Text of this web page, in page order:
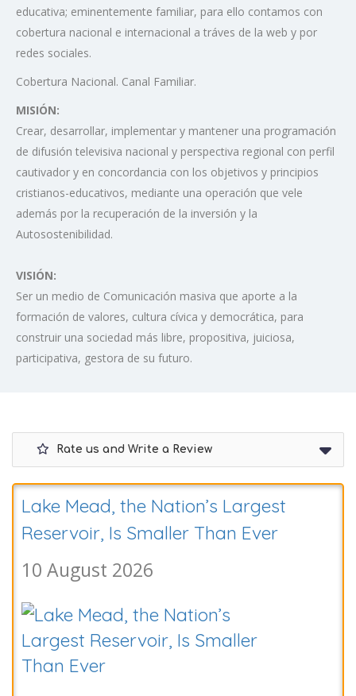
educativa; eminentemente familiar, para ello contamos con
cobertura nacional e internacional a tráves de la web y por
redes sociales.
Cobertura Nacional. Canal Familiar.
MISIÓN:
Crear, desarrollar, implementar y mantener una programación
de difusión televisiva nacional y perspectiva regional con perfil
cautivador y en concordancia con los objetivos y principios
cristianos-educativos, mediante una operación que vele
además por la recuperación de la inversión y la
Autosostenibilidad.
VISIÓN:
Ser un medio de Comunicación masiva que aporte a la
formación de valores, cultura cívica y democrática, para
construir una sociedad más libre, propositiva, juiciosa,
participativa, gestora de su futuro.
Rate us and Write a Review
Lake Mead, the Nation’s Largest
Reservoir, Is Smaller Than Ever
10 August 2026